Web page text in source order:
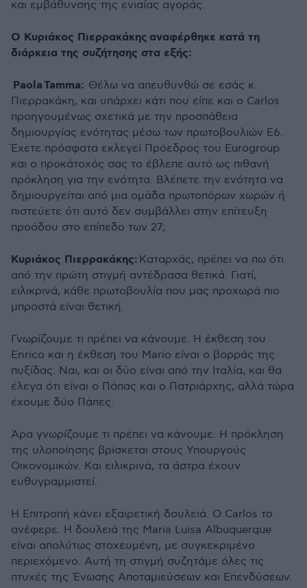
και εμβάθυνσης της ενιαίας αγοράς.
Ο Κυριάκος Πιερρακάκης αναφέρθηκε κατά τη
διάρκεια της συζήτησης στα εξής:
PaolaTamma: Θέλω να απευθυνθώ σε εσάς κ.
Πιερρακάκη, και υπάρχει κάτι που είπε και ο Carlos
προηγουμένως σχετικά με την προσπάθεια
δημιουργίας ενότητας μέσω των πρωτοβουλιών E6.
Έχετε πρόσφατα εκλεγεί Πρόεδρος του Eurogroup
και ο προκάτοχός σας το έβλεπε αυτό ως πιθανή
πρόκληση για την ενότητα. Βλέπετε την ενότητα να
δημιουργείται από μια ομάδα πρωτοπόρων χωρών ή
πιστεύετε ότι αυτό δεν συμβάλλει στην επίτευξη
προόδου στο επίπεδο των 27;
Κυριάκος Πιερρακάκης: Καταρχάς, πρέπει να πω ότι
από την πρώτη στιγμή αντέδρασα θετικά. Γιατί,
ειλικρινά, κάθε πρωτοβουλία που μας προχωρά πιο
μπροστά είναι θετική.
Γνωρίζουμε τι πρέπει να κάνουμε. Η έκθεση του
Enrico και η έκθεση του Mario είναι ο βορράς της
πυξίδας. Ναι, και οι δύο είναι από την Ιταλία, και θα
έλεγα ότι είναι ο Πάπας και ο Πατριάρχης, αλλά τώρα
έχουμε δύο Πάπες.
Άρα γνωρίζουμε τι πρέπει να κάνουμε. Η πρόκληση
της υλοποίησης βρίσκεται στους Υπουργούς
Οικονομικών. Και ειλικρινά, τα άστρα έχουν
ευθυγραμμιστεί.
Η Επιτροπή κάνει εξαιρετική δουλειά. Ο Carlos το
ανέφερε. Η δουλειά της Maria Luisa Albuquerque
είναι απολύτως στοχευμένη, με συγκεκριμένο
περιεχόμενο. Αυτή τη στιγμή συζητάμε όλες τις
πτυχές της Ένωσης Αποταμιεύσεων και Επενδύσεων.